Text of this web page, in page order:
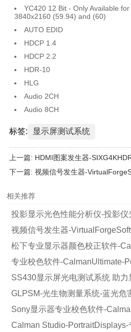
YC420 12 Bit - Only Available
3840x2160 (59.94) and (60)
AUTO EDID
HDCP 1.4
HDCP 2.2
HDR-10
HLG
Audio 2CH
Audio 8CH
标签: 显示屏测试系统
上一篇: HDMI图案发生器-
下一篇: 视频信号发生器-
相关推荐
投影显示光色性能分析仪-投影仪
视频信号发生器-
松下专业显示器颜色校正软件-
专业校色软件-CalmanUltimate-
SS430显示屏光电测试系统 助力
GLPSM-光生物测量系统-蓝光危
Sony显示器专业校色软件-
Calman Studio-PortraitDisplays-